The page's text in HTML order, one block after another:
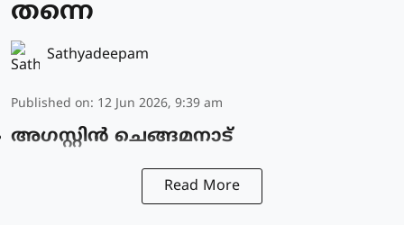
തന്നെ
Sathyadeepam
Published on: 12 Jun 2026, 9:39 am
അഗസ്റ്റിൻ ചെങ്ങമനാട്
Read More